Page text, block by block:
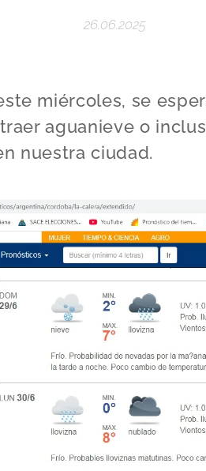
26.06.2025
miércoles, se
aguanieve o
nuestra ciudad.